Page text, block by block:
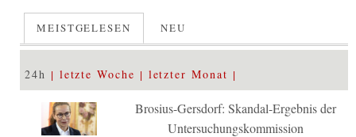
MEISTGELESEN NEU
24h letzte Woche letzter Monat
Brosius-Gersdorf: Skandal-Ergebnis der
Untersuchungskommission